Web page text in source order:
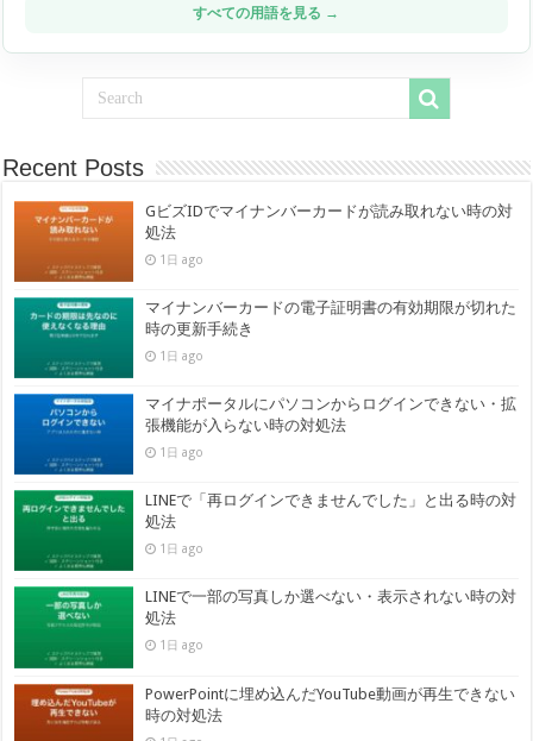
すべての用語を見る →
Recent Posts
GビズIDでマイナンバーカードが読み取れない時の対
処法
1日 ago
マイナンバーカードの電子証明書の有効期限が切れた
時の更新手続き
1日 ago
マイナポータルにパソコンからログインできない・拡
張機能が入らない時の対処法
1日 ago
LINEで「再ログインできませんでした」と出る時の対
処法
1日 ago
LINEで一部の写真しか選べない・表示されない時の対
処法
1日 ago
PowerPointに埋め込んだYouTube動画が再生できない
時の対処法